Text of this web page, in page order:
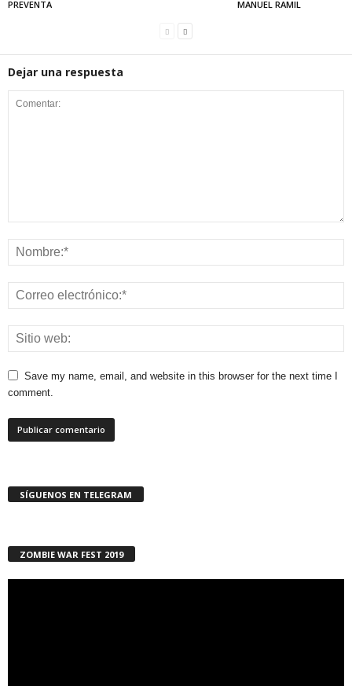
PREVENTA
MANUEL RAMIL
Dejar una respuesta
Save my name, email, and website in this browser for the next time I
comment.
SÍGUENOS EN TELEGRAM
ZOMBIE WAR FEST 2019